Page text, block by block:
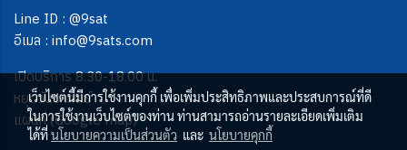
Line ID : @9sat
อีเมล : info@9sats.com
เปิดบริการ 8.30-18.00 น.
หยุดวันอาทิตย์
แผนที่ (Google map)
เว็บไซต์นี้มีการใช้งานคุกกี้ เพื่อเพิ่มประสิทธิภาพและประสบการณ์ที่ดี
ในการใช้งานเว็บไซต์ของท่าน ท่านสามารถอ่านรายละเอียดเพิ่มเติม
ได้ที่นโยบายความเป็นส่วนตัว และ นโยบายคุกกี้